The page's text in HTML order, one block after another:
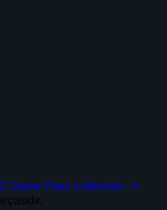
Game Pass collection →